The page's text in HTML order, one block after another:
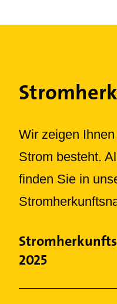
Wir zeigen
Strom besteht.
finden Sie in
2025